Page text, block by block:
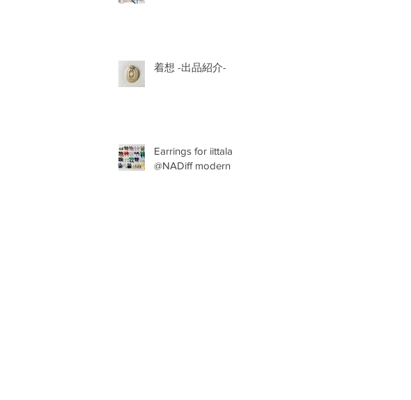
着想 -出品紹介-
Earrings for iittala
@NADiff modern